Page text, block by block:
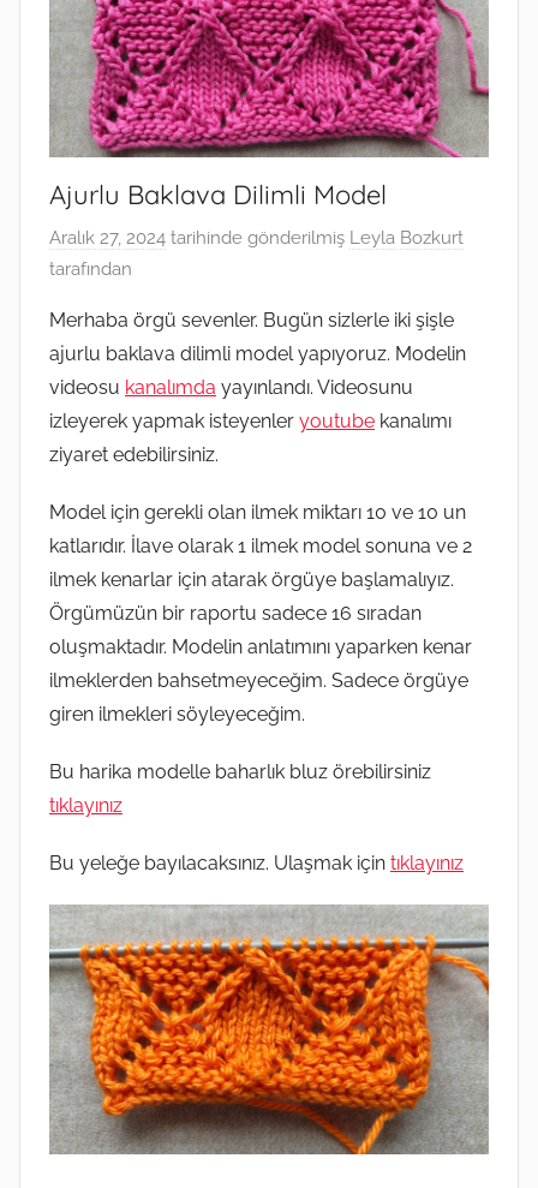
Ajurlu Baklava Dilimli Model
Aralık 27, 2024 tarihinde gönderilmiş Leyla Bozkurt
tarafından
Merhaba örgü sevenler. Bugün sizlerle iki şişle
ajurlu baklava dilimli model yapıyoruz. Modelin
videosu kanalımda yayınlandı. Videosunu
izleyerek yapmak isteyenler youtube kanalımı
ziyaret edebilirsiniz.
Model için gerekli olan ilmek miktarı 10 ve 10 un
katlarıdır. İlave olarak 1 ilmek model sonuna ve 2
ilmek kenarlar için atarak örgüye başlamalıyız.
Örgümüzün bir raportu sadece 16 sıradan
oluşmaktadır. Modelin anlatımını yaparken kenar
ilmeklerden bahsetmeyeceğim. Sadece örgüye
giren ilmekleri söyleyeceğim.
Bu harika modelle baharlık bluz örebilirsiniz
tıklayınız
Bu yeleğe bayılacaksınız. Ulaşmak için tıklayınız